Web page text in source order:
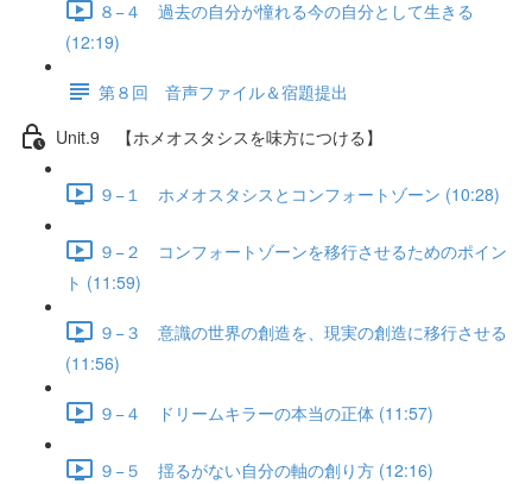
８−４ 過去の自分が憧れる今の自分として生きる
(12:19)
第８回 音声ファイル＆宿題提出
Unit.9 【ホメオスタシスを味方につける】
９−１ ホメオスタシスとコンフォートゾーン (10:28)
９−２ コンフォートゾーンを移行させるためのポイン
ト (11:59)
９−３ 意識の世界の創造を、現実の創造に移行させる
(11:56)
９−４ ドリームキラーの本当の正体 (11:57)
９−５ 揺るがない自分の軸の創り方 (12:16)